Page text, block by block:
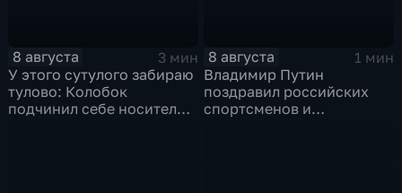
8 августа
3 мин
У этого сутулого забираю
тулово: Колобок
подчинил себе носителя в
8 августа
1 мин
Владимир Путин
поздравил российских
спортсменов и